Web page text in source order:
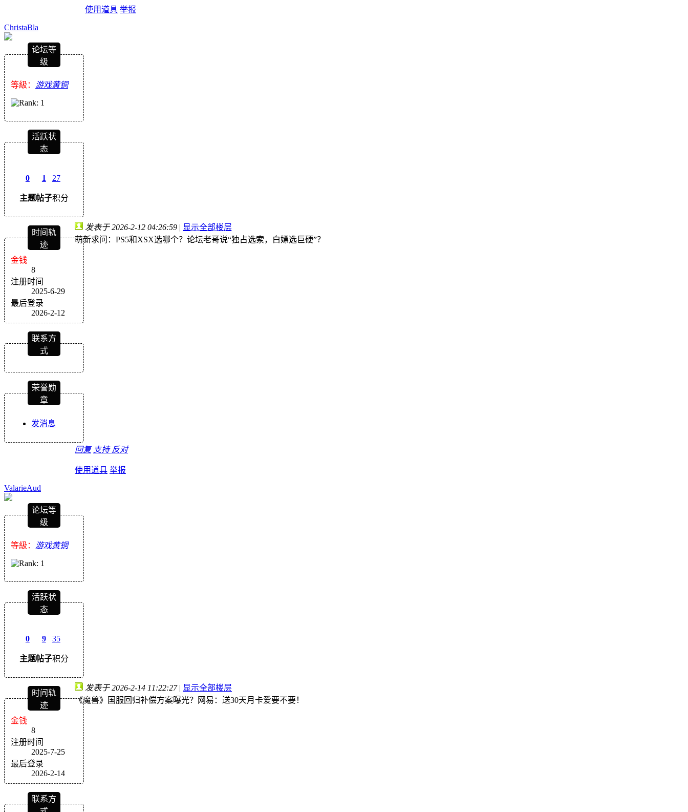
使用道具 举报
ChristaBla
论坛等
级
等級： 游戏黄铜
活跃状
态
0
主题
1
帖子
27
积分
时间轨
迹
金钱
8
注册时间
2025-6-29
最后登录
2026-2-12
联系方
式
荣誉勋
章
发消息
发表于 2026-2-12 04:26:59 | 显示全部楼层
萌新求问：PS5和XSX选哪个？论坛老哥说“独占选索，白嫖选巨硬”？
回复 支持 反对
使用道具 举报
ValarieAud
论坛等
级
等級： 游戏黄铜
活跃状
态
0
主题
9
帖子
35
积分
时间轨
迹
金钱
8
注册时间
2025-7-25
最后登录
2026-2-14
联系方
发表于 2026-2-14 11:22:27 | 显示全部楼层
《魔兽》国服回归补偿方案曝光？网易：送30天月卡爱要不要！